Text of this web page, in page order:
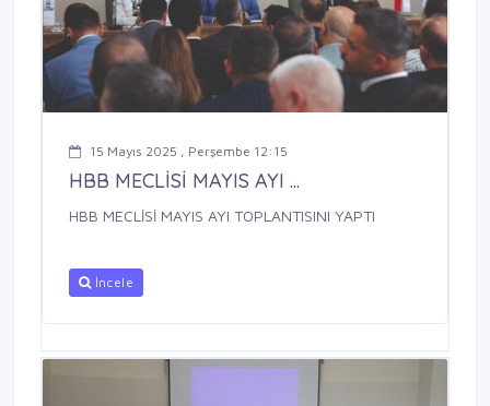
15 Mayıs 2025 , Perşembe 12:15
HBB MECLİSİ MAYIS AYI ...
HBB MECLİSİ MAYIS AYI TOPLANTISINI YAPTI
İncele